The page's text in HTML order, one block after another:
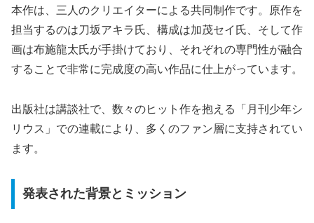
本作は、三人のクリエイターによる共同制作です。原作を
担当するのは刀坂アキラ氏、構成は加茂セイ氏、そして作
画は布施龍太氏が手掛けており、それぞれの専門性が融合
することで非常に完成度の高い作品に仕上がっています。
出版社は講談社で、数々のヒット作を抱える「月刊少年シ
リウス」での連載により、多くのファン層に支持されてい
ます。
発表された背景とミッション